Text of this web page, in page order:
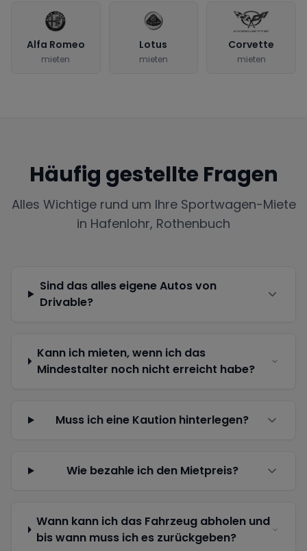
Alfa Romeo
mieten
Lotus
mieten
Corvette
mieten
Häufig gestellte Fragen
Alles Wichtige rund um Ihre Sportwagen-Miete
in Hafenlohr, Rothenbuch
Sind das alles eigene Autos von
Drivable?
Kann ich mieten, wenn ich das
Mindestalter noch nicht erreicht habe?
Muss ich eine Kaution hinterlegen?
Wie bezahle ich den Mietpreis?
Wann kann ich das Fahrzeug abholen und
bis wann muss ich es zurückgeben?